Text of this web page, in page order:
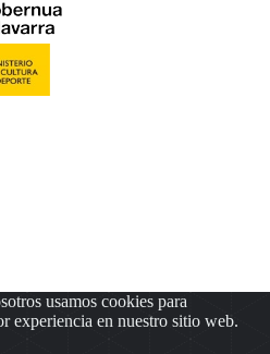
usamos cookies para
experiencia en nuestro sitio web.